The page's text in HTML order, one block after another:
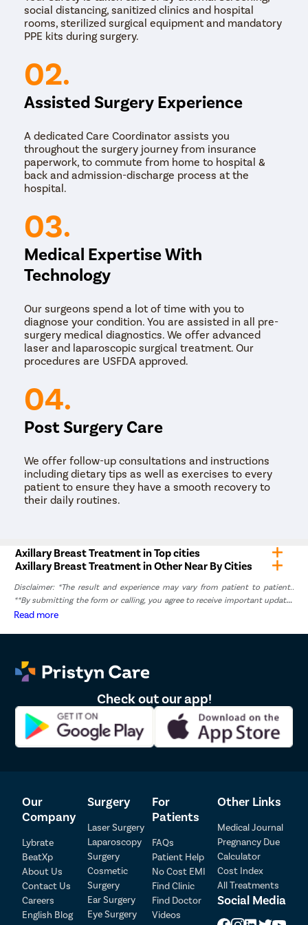
social distancing, sanitized clinics and hospital
rooms, sterilized surgical equipment and mandatory
PPE kits during surgery.
02.
Assisted Surgery Experience
A dedicated Care Coordinator assists you
throughout the surgery journey from insurance
paperwork, to commute from home to hospital &
back and admission-discharge process at the
hospital.
03.
Medical Expertise With
Technology
Our surgeons spend a lot of time with you to
diagnose your condition. You are assisted in all pre-
surgery medical diagnostics. We offer advanced
laser and laparoscopic surgical treatment. Our
procedures are USFDA approved.
04.
Post Surgery Care
We offer follow-up consultations and instructions
including dietary tips as well as exercises to every
patient to ensure they have a smooth recovery to
their daily routines.
Axillary Breast Treatment in Top cities
Axillary Breast Treatment in Other Near By Cities
Disclaimer: *The result and experience may vary from patient to patient..
**By submitting the form or calling, you agree to receive important updates
and marketing communications.
Read more
Check out our app!
Our
Company
Lybrate
BeatXp
About Us
Contact Us
Careers
English Blog
Surgery
Laser Surgery
Laparoscopy
Surgery
Cosmetic
Surgery
Ear Surgery
Eye Surgery
For
Patients
FAQs
Patient Help
No Cost EMI
Find Clinic
Find Doctor
Videos
Other Links
Medical Journal
Pregnancy Due
Calculator
Cost Index
All Treatments
Social Media
Patient Detail
Patient Name
OTP